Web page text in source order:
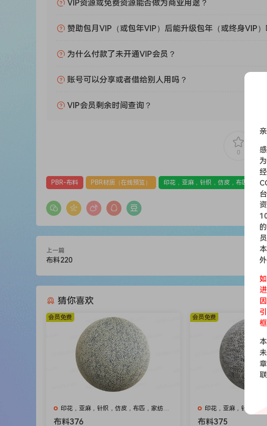
VIP资源或免费资源能否做为商业用途？
赞助包月VIP（或包年VIP）后能升级包年（或终身VIP）
为什么付款了未开通VIP会员？
账号可以分享或者借给别人用吗？
VIP会员剩余时间查询？
0
PBR-布料 PBR材质（在线预览） 印花，亚麻，针织，仿皮，布匹，家
上一篇
布料220
猜你喜欢
印花，亚麻，针织，仿皮，布匹，家纺，
绒布
布料376
会员免费
印花，亚麻，针织，仿
绒布
布料375
会员免费
外